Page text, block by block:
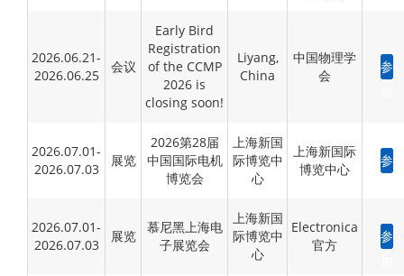
2026.06.21-
2026.06.25
会议
Early Bird
Registration
of the CCMP
2026 is
closing soon!
Liyang,
China
中国物理学
会
参
2026.07.01-
2026.07.03
展览
2026第28届
中国国际电机
博览会
上海新国
际博览中
心
上海新国际
博览中心
参
2026.07.01-
2026.07.03
展览
慕尼黑上海电
子展览会
上海新国
际博览中
心
Electronica
官方
参